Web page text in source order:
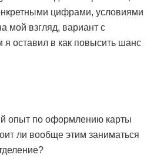
цифрами, условиями
мой взгляд, вариант с
оставил в как повысить шанс
опыт по оформлению карты
ли вообще этим заниматься